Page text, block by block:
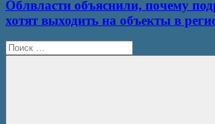
Облвласти объяснили, почему
хотят выходить на объекты в
Поиск
для: